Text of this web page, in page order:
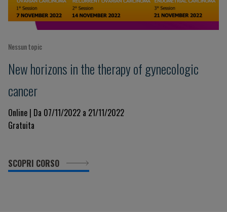
Nessun topic
New horizons in the therapy of gynecologic
cancer
Online | Da 07/11/2022 a 21/11/2022
Gratuita
SCOPRI CORSO